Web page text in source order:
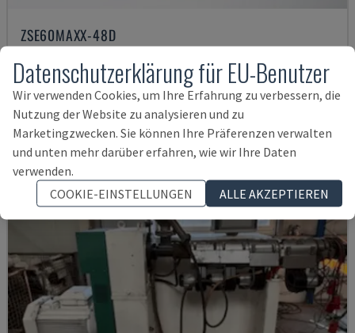
ZSE60MAXX-48D
ITALIEN 2012 0 STD
190.000 €
Datenschutzerklärung für EU-Benutzer
Wir verwenden Cookies, um Ihre Erfahrung zu verbessern, die
Nutzung der Website zu analysieren und zu
Marketingzwecken. Sie können Ihre Präferenzen verwalten
und unten mehr darüber erfahren, wie wir Ihre Daten
verwenden.
COOKIE-EINSTELLUNGEN
ALLE AKZEPTIEREN